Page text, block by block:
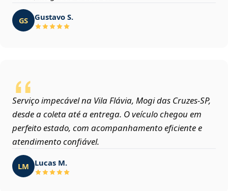
GS Gustavo S.
Serviço impecável na Vila Flávia, Mogi das Cruzes‑SP,
desde a coleta até a entrega. O veículo chegou em
perfeito estado, com acompanhamento eficiente e
atendimento confiável.
LM Lucas M.